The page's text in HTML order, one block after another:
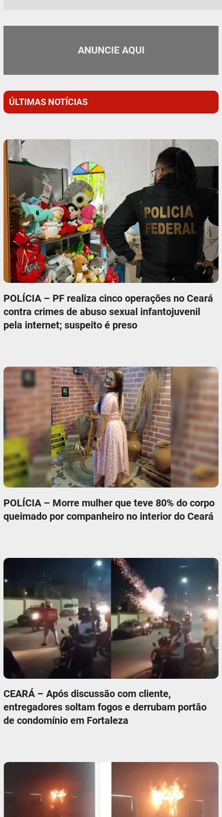
ANUNCIE AQUI
ÚLTIMAS NOTÍCIAS
POLÍCIA – PF realiza cinco operações no Ceará
contra crimes de abuso sexual infantojuvenil
pela internet; suspeito é preso
POLÍCIA – Morre mulher que teve 80% do corpo
queimado por companheiro no interior do Ceará
CEARÁ – Após discussão com cliente,
entregadores soltam fogos e derrubam portão
de condomínio em Fortaleza